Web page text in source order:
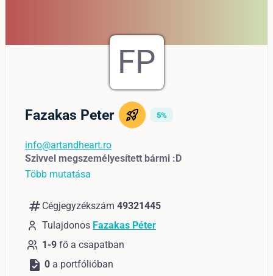
FP
Fazakas Peter 5%
info@artandheart.ro
Szivvel megszemélyesített bármi :D
Több mutatása
numbers Cégjegyzékszám 49321445
Tulajdonos Fazakas Péter
1-9 fő a csapatban
task 0 a portfólióban